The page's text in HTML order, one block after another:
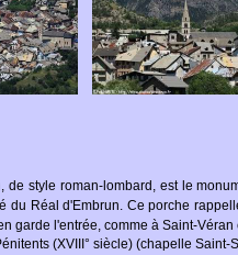
style roman-lombard, est le
du Réal d'Embrun. Ce porche
garde l'entrée, comme à Saint-
(XVIII° siècle) (chapelle